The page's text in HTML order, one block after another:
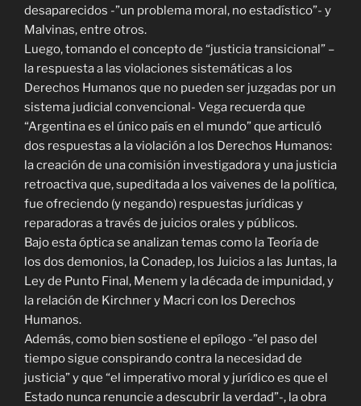
desaparecidos -”un problema moral, no estadístico”- y
Malvinas, entre otros.
Luego, tomando el concepto de “justicia transicional” –
la respuesta a las violaciones sistemáticas a los
Derechos Humanos que no pueden ser juzgadas por un
sistema judicial convencional- Vega recuerda que
“Argentina es el único país en el mundo” que articuló
dos respuestas a la violación a los Derechos Humanos:
la creación de una comisión investigadora y una justicia
retroactiva que, supeditada a los vaivenes de la política,
fue ofreciendo (y negando) respuestas jurídicas y
reparadoras a través de juicios orales y públicos.
Bajo esta óptica se analizan temas como la Teoría de
los dos demonios, la Conadep, los Juicios a las Juntas, la
Ley de Punto Final, Menem y la década de impunidad, y
la relación de Kirchner y Macri con los Derechos
Humanos.
Además, como bien sostiene el epílogo -”el paso del
tiempo sigue conspirando contra la necesidad de
justicia” y que “el imperativo moral y jurídico es que el
Estado nunca renuncie a descubrir la verdad”-, la obra